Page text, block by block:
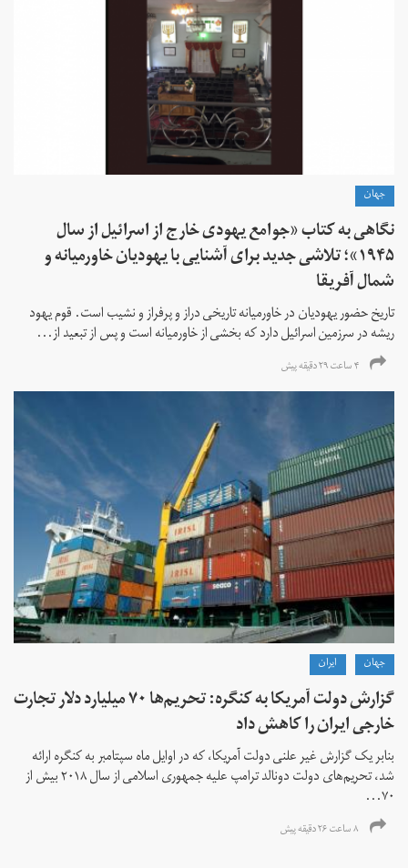
جهان
نگاهی به کتاب «جوامع یهودی خارج از اسرائیل از سال
۱۹۴۵»؛ تلاشی جدید برای آشنایی با یهودیان خاورمیانه و
شمال آفریقا
تاریخ حضور یهودیان در خاورمیانه تاریخی دراز و پرفراز و نشیب است. قوم یهود
ریشه در سرزمین اسرائیل دارد که بخشی از خاورمیانه است و پس از تبعید از...
۴ ساعت ۲۹ دقیقه پیش
جهان ايران
گزارش دولت آمریکا به کنگره: تحریم‌ها ۷۰ میلیارد دلار تجارت
خارجی ایران را کاهش داد
بنابر یک گزارش غیر علنی دولت آمریکا، که در اوایل ماه سپتامبر به کنگره ارائه
شد، تحریم‌های دولت دونالد ترامپ علیه جمهوری اسلامی از سال ۲۰۱۸ بیش از
۷۰...
۸ ساعت ۲۶ دقیقه پیش